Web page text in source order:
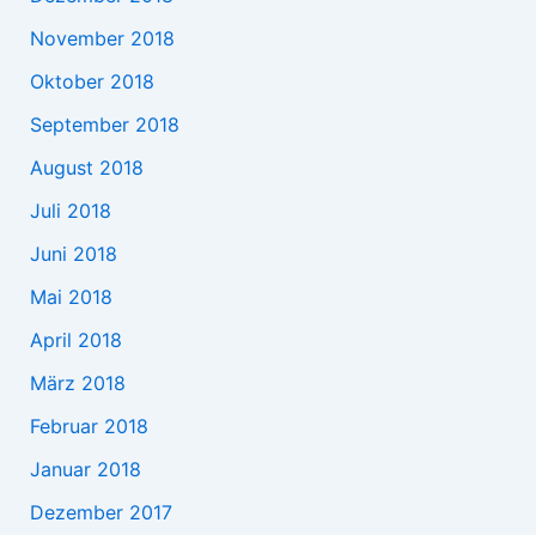
November 2018
Oktober 2018
September 2018
August 2018
Juli 2018
Juni 2018
Mai 2018
April 2018
März 2018
Februar 2018
Januar 2018
Dezember 2017